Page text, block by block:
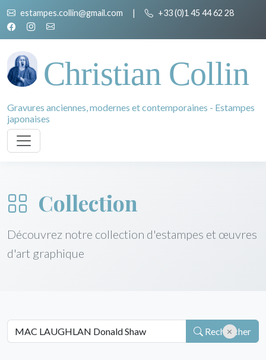
estampes.collin@gmail.com | +33 (0)1 45 44 62 28
Christian Collin
Gravures anciennes, modernes et contemporaines - Estampes
japonaises
Collection
Découvrez notre collection d'estampes et œuvres
d'art graphique
Rechercher